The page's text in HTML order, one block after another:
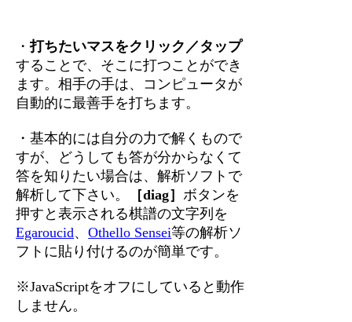
・打ちたいマスをクリック／タップ
することで、そこに打つことができ
ます。相手の手は、コンピュータが
自動的に最善手を打ちます。
・基本的には自分の力で解くもので
すが、どうしても答が分からなくて
答を知りたい場合は、解析ソフトで
解析して下さい。
［diag］ ボタンを
押すと表示される棋譜の文字列を
Egaroucid、Othello Sensei等の解析ソ
フトに貼り付けるのが簡単です。
※JavaScriptをオフにしていると動作
しません。